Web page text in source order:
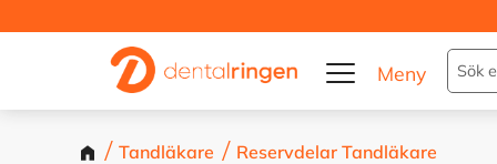
Tandläkare Reservdelar Tandläkare